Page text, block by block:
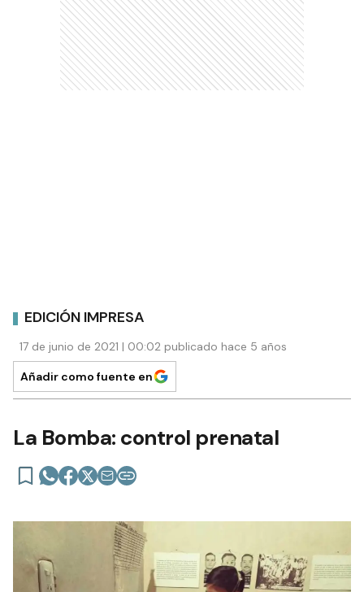
EDICIÓN IMPRESA
17 de junio de 2021 | 00:02 publicado hace 5 años
Añadir como fuente en
La Bomba: control prenatal